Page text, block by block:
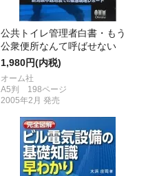
公共トイレ管理者白書・もう
公衆便所なんて呼ばせない
1,980円(内税)
オーム社
A5判 198ページ
2005年2月 発売